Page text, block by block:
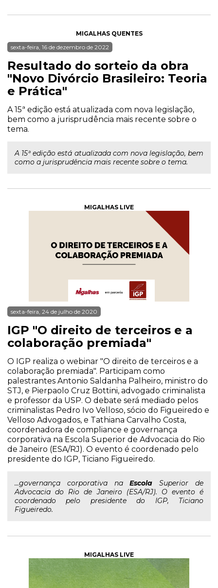
MIGALHAS QUENTES
sexta-feira, 16 de dezembro de 2022
Resultado do sorteio da obra
"Novo Divórcio Brasileiro: Teoria
e Prática"
A 15ª edição está atualizada com nova legislação,
bem como a jurisprudência mais recente sobre o
tema.
A 15ª edição está atualizada com nova legislação, bem
como a jurisprudência mais recente sobre o tema.
MIGALHAS LIVE
sexta-feira, 24 de julho de 2020
IGP "O direito de terceiros e a
colaboração premiada"
O IGP realiza o webinar "O direito de terceiros e a
colaboração premiada". Participam como
palestrantes Antonio Saldanha Palheiro, ministro do
STJ, e Pierpaolo Cruz Bottini, advogado criminalista
e professor da USP. O debate será mediado pelos
criminalistas Pedro Ivo Velloso, sócio do Figueiredo e
Velloso Advogados, e Tathiana Carvalho Costa,
coordenadora de compliance e governança
corporativa na Escola Superior de Advocacia do Rio
de Janeiro (ESA/RJ). O evento é coordenado pelo
presidente do IGP, Ticiano Figueiredo.
...governança corporativa naEscola Superior de
Advocacia do Rio de Janeiro (ESA/RJ). O evento é
coordenado pelo presidente do IGP, Ticiano
Figueiredo.
MIGALHAS LIVE